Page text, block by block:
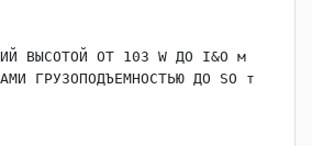
ВЫСОТОЙ ОТ 103 W ДО I&O м
ГРУЗОПОДЪЕМНОСТЬЮ ДО SO т